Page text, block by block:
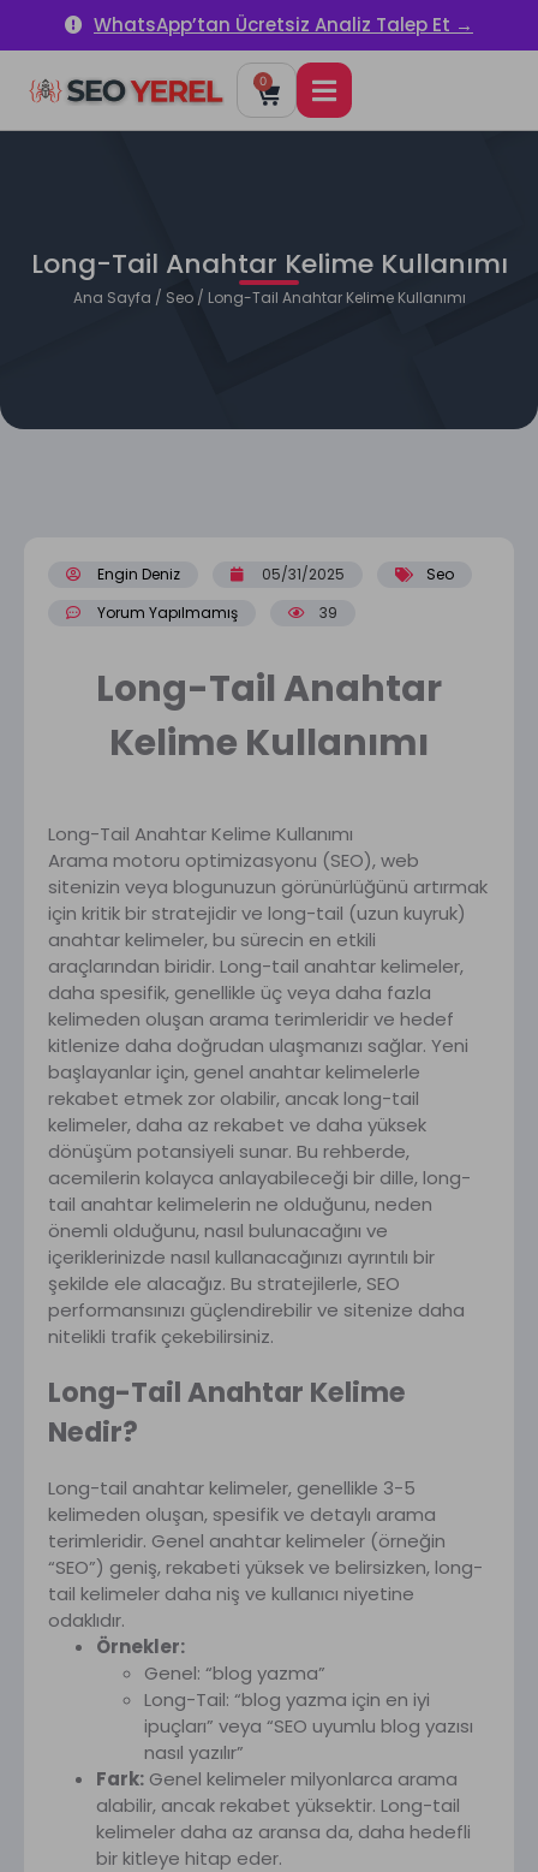
WhatsApp’tan Ücretsiz Analiz Talep Et →
0
Long-Tail Anahtar Kelime Kullanımı
Ana Sayfa / Seo/ Long-Tail Anahtar Kelime Kullanımı
Engin Deniz 05/31/2025
Seo
Yorum Yapılmamış
39
Long-Tail Anahtar
Kelime Kullanımı
Long-Tail Anahtar Kelime Kullanımı
Arama motoru optimizasyonu (SEO), web
sitenizin veya blogunuzun görünürlüğünü artırmak
için kritik bir stratejidir ve long-tail (uzun kuyruk)
anahtar kelimeler, bu sürecin en etkili
araçlarından biridir. Long-tail anahtar kelimeler,
daha spesifik, genellikle üç veya daha fazla
kelimeden oluşan arama terimleridir ve hedef
kitlenize daha doğrudan ulaşmanızı sağlar. Yeni
başlayanlar için, genel anahtar kelimelerle
rekabet etmek zor olabilir, ancak long-tail
kelimeler, daha az rekabet ve daha yüksek
dönüşüm potansiyeli sunar. Bu rehberde,
acemilerin kolayca anlayabileceği bir dille, long-
tail anahtar kelimelerin ne olduğunu, neden
önemli olduğunu, nasıl bulunacağını ve
içeriklerinizde nasıl kullanacağınızı ayrıntılı bir
şekilde ele alacağız. Bu stratejilerle, SEO
performansınızı güçlendirebilir ve sitenize daha
nitelikli trafik çekebilirsiniz.
Long-Tail Anahtar Kelime
Nedir?
Long-tail anahtar kelimeler, genellikle 3-5
kelimeden oluşan, spesifik ve detaylı arama
terimleridir. Genel anahtar kelimeler (örneğin
“SEO”) geniş, rekabeti yüksek ve belirsizken, long-
tail kelimeler daha niş ve kullanıcı niyetine
odaklıdır.
Örnekler:
Genel: “blog yazma”
Long-Tail: “blog yazma için en iyi
ipuçları” veya “SEO uyumlu blog yazısı
nasıl yazılır”
Fark: Genel kelimeler milyonlarca arama
alabilir, ancak rekabet yüksektir. Long-tail
kelimeler daha az aransa da, daha hedefli
bir kitleye hitap eder.